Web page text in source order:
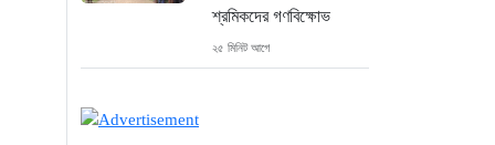
শ্রমিকদের গণবিক্ষোভ
২৫ মিনিট আগে